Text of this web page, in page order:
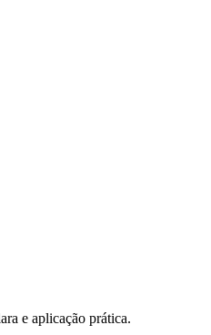
e aplicação prática.